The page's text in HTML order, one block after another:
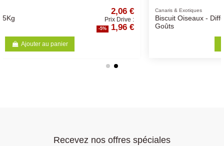
Drive :
Biscuit Oiseaux - Différents
Prix
Recevez nos offres spéciales